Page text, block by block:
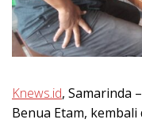
Knews.id, Samarinda
Benua Etam,